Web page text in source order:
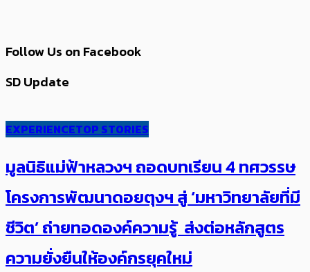
Follow Us on Facebook
SD Update
EXPERIENCETOP STORIES
มูลนิธิแม่ฟ้าหลวงฯ ถอดบทเรียน 4 ทศวรรษ
โครงการพัฒนาดอยตุงฯ สู่ ‘มหาวิทยาลัยที่มี
ชีวิต’ ถ่ายทอดองค์ความรู้ ส่งต่อหลักสูตร
ความยั่งยืนให้องค์กรยุคใหม่